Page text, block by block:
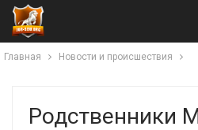
Главная Новости и происшествия
Родственники